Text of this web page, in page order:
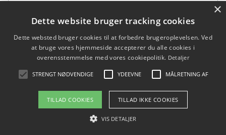
B.S. - BYG A/S
Hvidstenhedevej 10, 7620 Lemvig
Ansatte: 1
Startdato: 28. oktober 1999,
×
Dette website bruger tracking cookies
Dette websted bruger cookies til at forbedre brugeroplevelsen. Ved
at bruge vores hjemmeside accepterer du alle cookies i
overensstemmelse med vores cookiepolitik. Detaljer
STRENGT NØDVENDIGE YDEEVNE MÅLRETNING AF
TILLAD COOKIES TILLAD IKKE COOKIES
VIS DETALJER